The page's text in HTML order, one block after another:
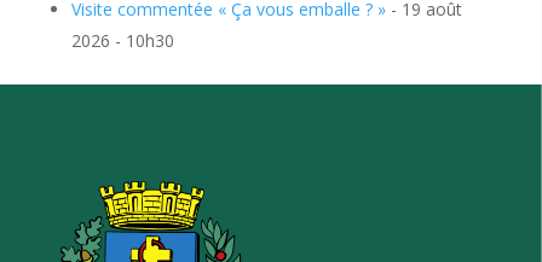
Visite commentée « Ça vous emballe ? »- 19 août
2026 - 10h30